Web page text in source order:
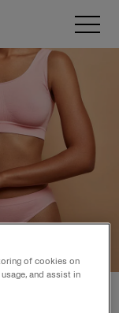
of cookies on
and assist in